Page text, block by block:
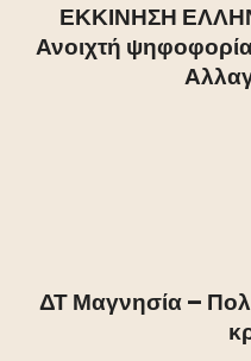
ΕΚΚΙΝΗΣΗ
Ανοιχτή
ΔΤ Μαγνησία –